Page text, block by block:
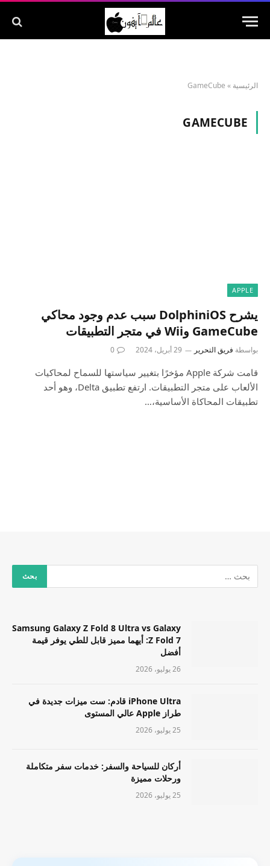
الرئيسية »
GameCube
GAMECUBE
APPLE
يشرح DolphiniOS سبب عدم وجود محاكي
GameCube وWii في متجر التطبيقات
بواسطة فريق التحرير 29 أبريل، 2024 0
قامت شركة Apple مؤخرًا بتغيير سياستها للسماح لمحاكيات
الألعاب على متجر التطبيقات. ارتفع تطبيق Delta، وهو أحد
تطبيقات المحاكاة الأساسية،…
Samsung Galaxy Z Fold 8 Ultra vs Galaxy
Z Fold 7: أيهما مميز قابل للطي يوفر قيمة
أفضل
26 يوليو، 2026
iPhone Ultra قادم: ست ميزات جديدة في
طراز Apple عالي المستوى
25 يوليو، 2026
أركان للسياحة والسفر: خدمات سفر متكاملة
ورحلات مميزة
25 يوليو، 2026